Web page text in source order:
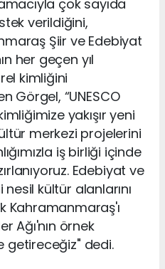
çok sayıda
verildiğini,
Şiir ve Edebiyat
her geçen yıl
kimliğini
Görgel, “UNESCO
yakışır yeni
merkezi projelerini
iş birliği içinde
Edebiyat ve
kültür alanlarını
Kahramanmaraş'ı
Ağı'nın örnek
getireceğiz" dedi.